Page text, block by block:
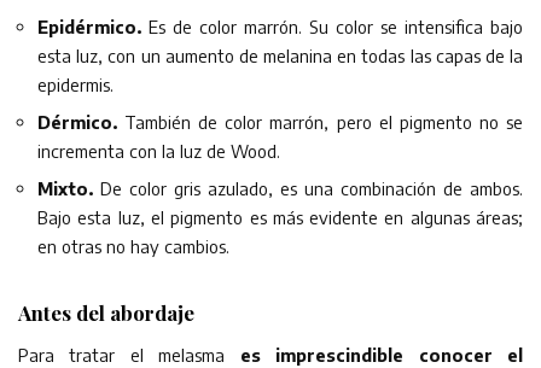
Epidérmico. Es de color marrón. Su color se intensifica bajo
esta luz, con un aumento de melanina en todas las capas de la
epidermis.
Dérmico. También de color marrón, pero el pigmento no se
incrementa con la luz de Wood.
Mixto. De color gris azulado, es una combinación de ambos.
Bajo esta luz, el pigmento es más evidente en algunas áreas;
en otras no hay cambios.
Antes del abordaje
Para tratar el melasma es imprescindible conocer el